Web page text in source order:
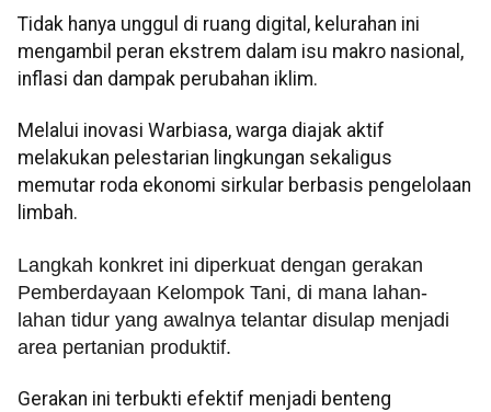
Tidak hanya unggul di ruang digital, kelurahan ini
mengambil peran ekstrem dalam isu makro nasional,
inflasi dan dampak perubahan iklim.
Melalui inovasi Warbiasa, warga diajak aktif
melakukan pelestarian lingkungan sekaligus
memutar roda ekonomi sirkular berbasis pengelolaan
limbah.
​Langkah konkret ini diperkuat dengan gerakan
Pemberdayaan Kelompok Tani, di mana lahan-
lahan tidur yang awalnya telantar disulap menjadi
area pertanian produktif.
Gerakan ini terbukti efektif menjadi benteng